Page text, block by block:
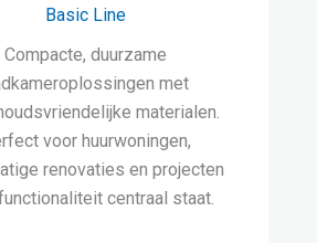
Basic Line
Compacte, duurzame
met
materialen.
voor huurwoningen,
renovaties en projecten
centraal staat.